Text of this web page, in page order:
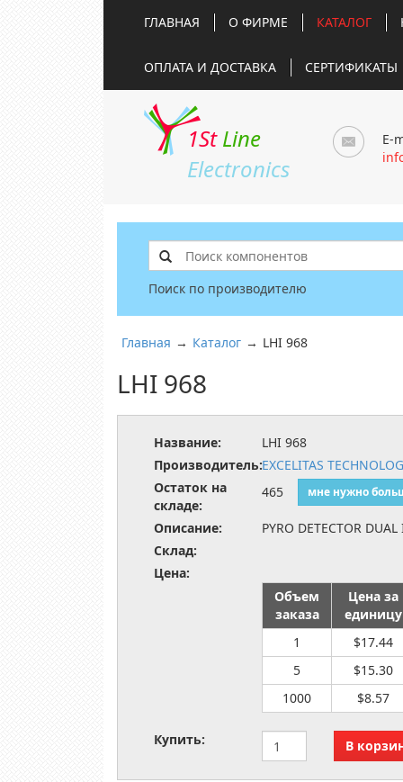
ГЛАВНАЯ О ФИРМЕ КАТАЛОГ
ОПЛАТА И ДОСТАВКА СЕРТИФИКАТЫ
1St Line
Electronics
E-
Поиск по производителю
Главная → Каталог → LHI 968
LHI 968
Название:
LHI 968
Производитель:EXCELITAS
Остаток на
складе:
465 мне нужно
Описание:
PYRO DETECTOR
Склад:
Цена:
Объем
заказа
Цена за
единицу
1
$17.44
5
$15.30
1000
$8.57
Купить: